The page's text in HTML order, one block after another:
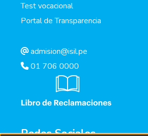
Test vocacional
Portal de Transparencia
admision@isil.pe
01 706 0000